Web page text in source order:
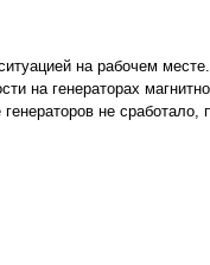
на рабочем
на генераторах
не сработало,